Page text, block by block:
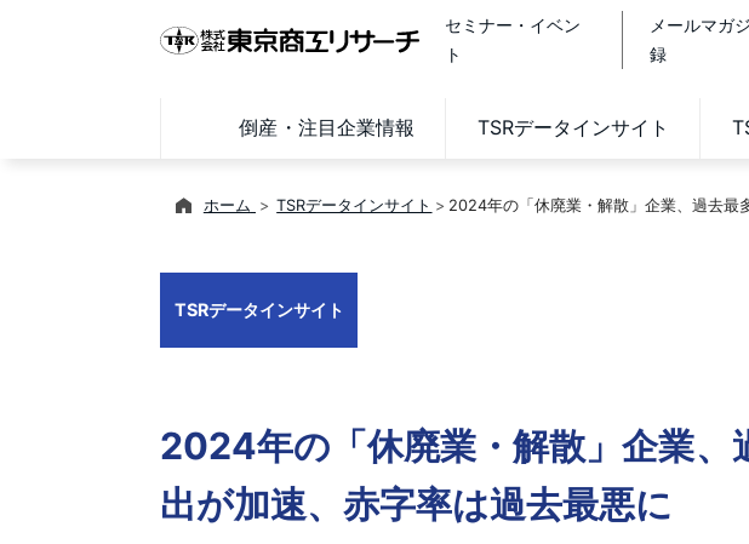
セミナー・イベン
ト
メールマガ
録
倒産・注目企業情報 TSRデータインサイト
ホーム TSRデータインサイト 2024年の「休廃業・解散」企業、過去
TSRデータインサイト
2024年の「休廃業・解散」企業
出が加速、赤字率は過去最悪に